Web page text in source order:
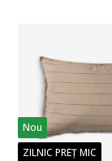
Nou
ZILNIC PREȚ MIC